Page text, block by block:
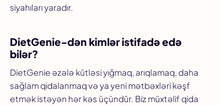
siyahıları yaradır.
DietGenie-dən kimlər istifadə edə
bilər?
DietGenie əzələ kütləsi yığmaq, arıqlamaq, daha
sağlam qidalanmaq və ya yeni mətbəxləri kəşf
etmək istəyən hər kəs üçündür. Biz müxtəlif qida